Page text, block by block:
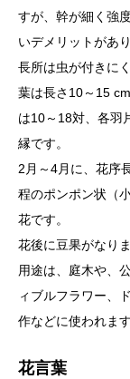
すが、幹が細く強
いデメリットがあり
長所は虫が付きに
葉は長さ10～15
は10～18対、各羽
縁です。
2月～4月に、花序
程のポンポン状（
花です。
花後に豆果がなりま
用途は、庭木や、
ィブルフラワー、
作などに使われます
花言葉